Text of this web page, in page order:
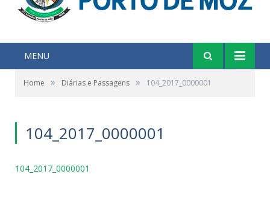
MENU
Home » Diárias e Passagens » 104_2017_0000001
104_2017_0000001
104_2017_0000001